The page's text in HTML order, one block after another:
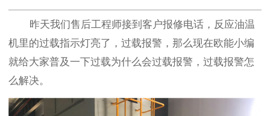
昨天我们售后工程师接到客户报修电话，反应油温
机里的过载指示灯亮了，过载报警，那么现在欧能小编
就给大家普及一下过载为什么会过载报警，过载报警怎
么解决。